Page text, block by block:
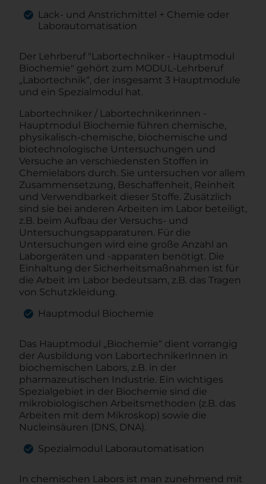
Lack- und Anstrichmittel + Chemie oder
Laborautomatisation
Der Lehrberuf "Labortechniker - Hauptmodul
Biochemie" gehört zum MODUL-Lehrberuf
„Labortechnik“, der insgesamt 3 Hauptmodule
und ein Spezialmodul hat.
Labortechniker / Labortechnikerinnen -
Hauptmodul Biochemie führen chemische,
physikalisch-chemische, biochemische und
biotechnologische Untersuchungen und
Versuche an verschiedensten Stoffen in
Chemielabors durch. Sie untersuchen vor allem
Zusammensetzung, Beschaffenheit, Reinheit
und Verwendbarkeit dieser Stoffe. Zusätzlich
sind sie bei anderen Arbeiten im Labor beteiligt,
z.B. beim Aufbau der Versuchs- und
Untersuchungsapparaturen. Für die
Untersuchungen wird eine große Anzahl an
Laborgeräten und -apparaten benötigt. Die
Einhaltung der Sicherheitsmaßnahmen ist für
die Arbeit im Labor bedeutsam, z.B. das Tragen
von Schutzkleidung.
Hauptmodul Biochemie
Das Hauptmodul „Biochemie“ dient vorrangig
der Ausbildung von LabortechnikerInnen in
biochemischen Labors, z.B. in der
pharmazeutischen Industrie. Ein wichtiges
Spezialgebiet in der Biochemie sind die
mikrobiologischen Arbeitsmethoden (z.B. das
Arbeiten mit dem Mikroskop) sowie die
Nucleinsäuren (DNS, DNA).
Spezialmodul Laborautomatisation
In chemischen Labors ist man zunehmend mit